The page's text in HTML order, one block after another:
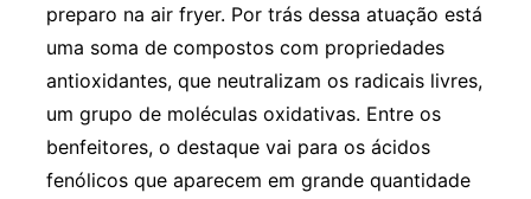
preparo na air fryer. Por trás dessa atuação está
uma soma de compostos com propriedades
antioxidantes, que neutralizam os radicais livres,
um grupo de moléculas oxidativas. Entre os
benfeitores, o destaque vai para os ácidos
fenólicos que aparecem em grande quantidade